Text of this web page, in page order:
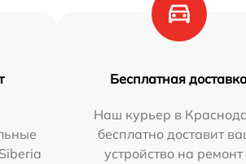
Бесплатная
Наш курьер в
бесплатно доставит
устройство на ремонт